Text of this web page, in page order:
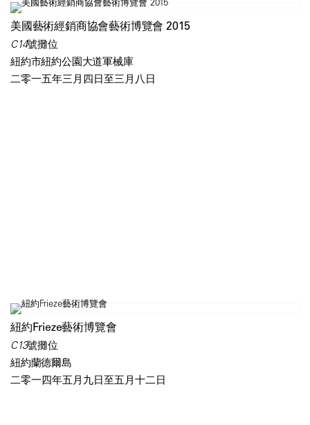
美國藝術經銷商協會藝術博覽會 2015
C14號攤位
紐約市紐約公園大道軍械庫
二零一五年三月四日至三月八日
紐約Frieze藝術博覽會
C13號攤位
紐約蘭德爾島
二零一四年五月九日至五月十二日